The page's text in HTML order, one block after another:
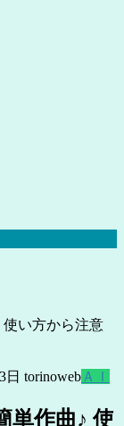
使い方から注意
日 torinoweb ＡＩ
単作曲♪ 使